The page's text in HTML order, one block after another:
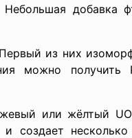
добавка
из них
можно
или жёлтый UO3.
создает